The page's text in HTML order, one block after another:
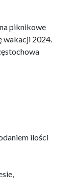
piknikowe
wakacji 2024.
ilości